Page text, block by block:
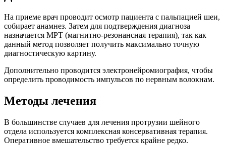
На приеме врач проводит осмотр пациента с пальпацией шеи,
собирает анамнез. Затем для подтверждения диагноза
назначается МРТ (магнитно-резонансная терапия), так как
данный метод позволяет получить максимально точную
диагностическую картину.
Дополнительно проводится электронейромиография, чтобы
определить проводимость импульсов по нервным волокнам.
Методы лечения
В большинстве случаев для лечения протрузии шейного
отдела используется комплексная консервативная терапия.
Оперативное вмешательство требуется крайне редко.